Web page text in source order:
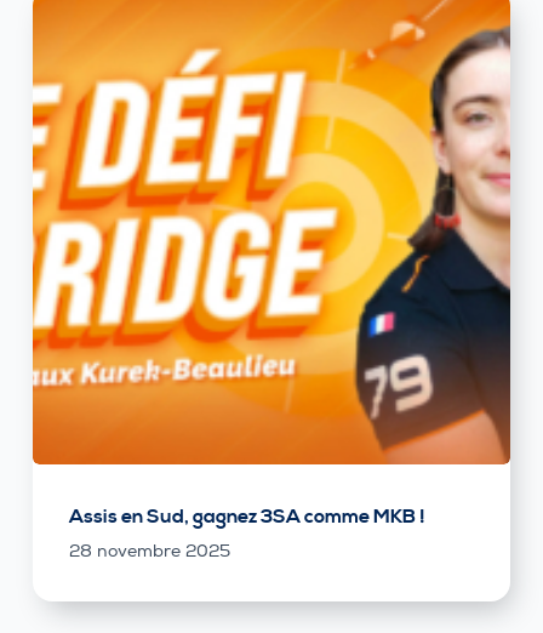
Assis en Sud, gagnez 3SA comme MKB !
28 novembre 2025